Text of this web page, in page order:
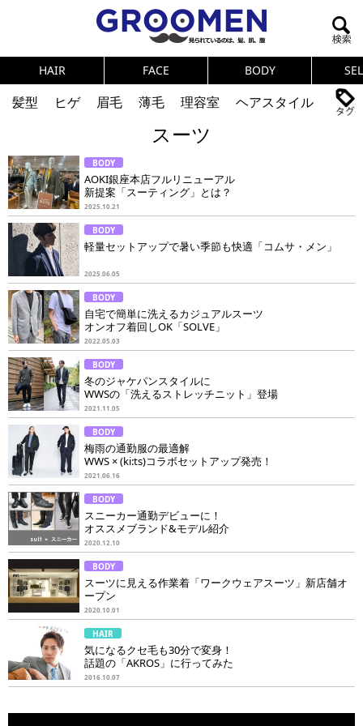
HAIR FACE BODY
髪型 ヒゲ 眉毛 薄毛 理容室
ヘアスタイル
ニオイ
連載
メンズコスメ
NEWS PICK UP 筋肉
テストステロン
健康
スキンケア 食事
調査結果
トレーニング
好印象な男
頭皮ケア
ダイエット
理容室
スーツ
BODY
AOKI銀座本店フルリニューアル
新提案「スーティング」とは？
2025.10.21
BODY
軽量セットアップで暑い季節も快適「コムサ・メン」
2025.06.05
BODY
自宅で簡単に洗えるカジュアルスーツ
オンオフ着回しOK「SOLVE」
2022.05.03
BODY
冬のジャケパンスタイルに
WWSの「洗えるストレッチニット」登場
2021.11.05
BODY
梅雨の通勤服の最適解
WWS × (ki:ts)コラボセットアップ発売！
2021.06.16
BODY
スニーカー通勤デビューに！
オススメブランド&モデル紹介
2020.12.10
BODY
スーツに見える作業着「ワークウェアスーツ」新店舗オ
ープン
2020.10.01
HAIR
気になるクセ毛も30分で変身！
話題の「AKROS」に行ってみた
2016.10.07